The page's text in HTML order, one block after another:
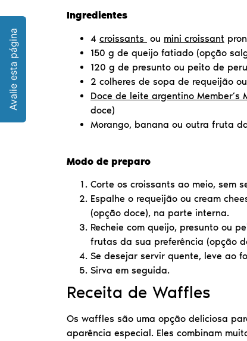
Ingredientes
4 croissants ou mini croissant
150 g de queijo fatiado (opção
120 g de presunto ou peito de
2 colheres de sopa de requeijão
Doce de leite argentino Member’s
doce)
Morango, banana ou outra fruta
Modo de preparo
Corte os croissants ao meio, sem
Espalhe o requeijão ou cream
(opção doce), na parte interna.
Recheie com queijo, presunto ou
frutas da sua preferência (opção
Se desejar servir quente, leve ao
Sirva em seguida.
Receita de Waffles
Os waffles são uma opção deliciosa
aparência especial. Eles combinam